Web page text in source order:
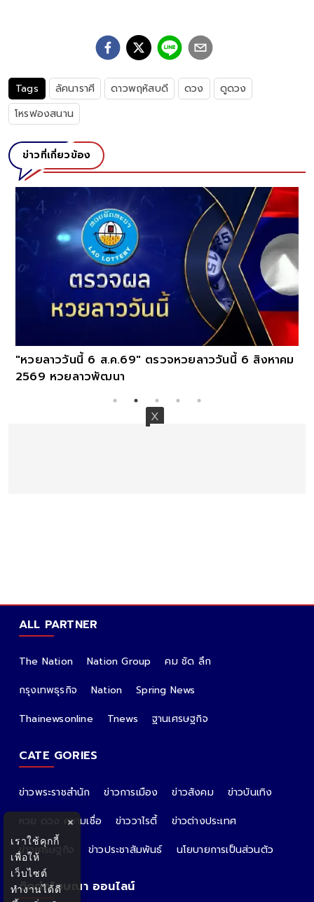
Tags ลัคนาราศี ดาวพฤหัสบดี ดวง
ดูดวง
โหรฟองสนาน
ข่าวที่เกี่ยวข้อง
"หวยลาววันนี้ 6 ส.ค.69" ตรวจหวยลาววันนี้ 6 สิงหาคม
2569 หวยลาวพัฒนา
ALL PARTNER
The Nation Nation Group
คม ชัด ลึก
กรุงเทพธุรกิจ
Nation
Spring News
Thainewsonline
Tnews ฐานเศรษฐกิจ
CATE GORIES
ข่าวพระราชสำนัก ข่าวการเมือง ข่าวสังคม
ข่าวบันเทิง
หวย ดวง ความเชื่อ
ข่าววาไรตี้
ข่าวต่างประเทศ
ข่าวเศรษฐกิจ
ข่าวประชาสัมพันธ์ นโยบายการเป็นส่วนตัว
ติดต่อโฆษณา ออนไลน์
×
เราใช้คุกกี้
เพื่อให้
เว็บไซต์
ทำงานได้ดี